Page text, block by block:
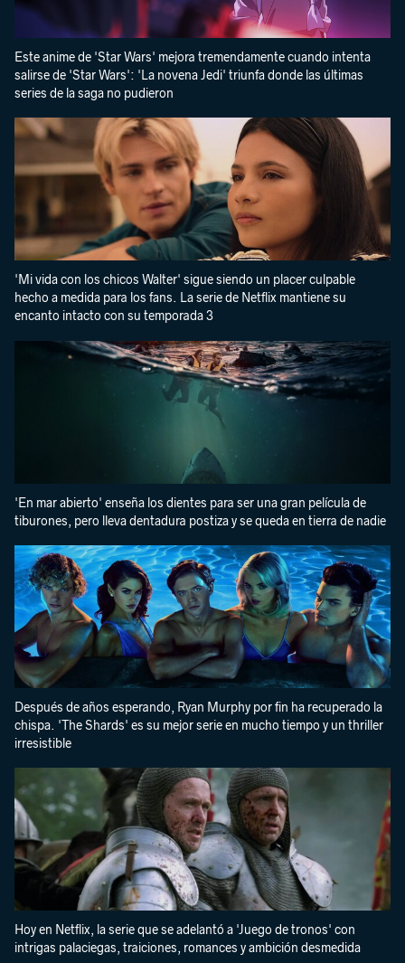
Este anime de 'Star Wars' mejora tremendamente cuando intenta
salirse de 'Star Wars': 'La novena Jedi' triunfa donde las últimas
series de la saga no pudieron
'Mi vida con los chicos Walter' sigue siendo un placer culpable
hecho a medida para los fans. La serie de Netflix mantiene su
encanto intacto con su temporada 3
'En mar abierto' enseña los dientes para ser una gran película de
tiburones, pero lleva dentadura postiza y se queda en tierra de nadie
Después de años esperando, Ryan Murphy por fin ha recuperado la
chispa. 'The Shards' es su mejor serie en mucho tiempo y un thriller
irresistible
Hoy en Netflix, la serie que se adelantó a 'Juego de tronos' con
intrigas palaciegas, traiciones, romances y ambición desmedida